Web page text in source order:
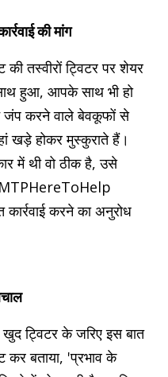
की मांग
तस्वीरों ट्विटर पर शेयर
हुआ, आपके साथ भी हो
जंप करने वाले बेवकूफों से
खड़े होकर मुस्कुराते हैं।
में थी वो ठीक है, उसे
करने का अनुरोध
ट्विटर के जरिए इस बात
कर बताया, 'प्रभाव के